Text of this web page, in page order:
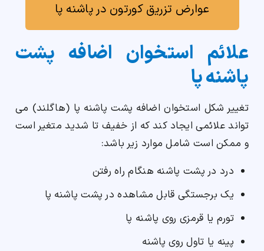
عوارض تزریق کورتون در پاشنه پا
علائم استخوان اضافه پشت
پاشنه پا
تغییر شکل استخوان اضافه پشت پاشنه پا (هاگلند) می
تواند علائمی ایجاد کند که از خفیف تا شدید متغیر است
و ممکن است شامل موارد زیر باشد:
درد در پشت پاشنه هنگام راه رفتن
یک برجستگی قابل مشاهده در پشت پاشنه پا
تورم یا قرمزی روی پاشنه پا
پینه یا تاول روی پاشنه